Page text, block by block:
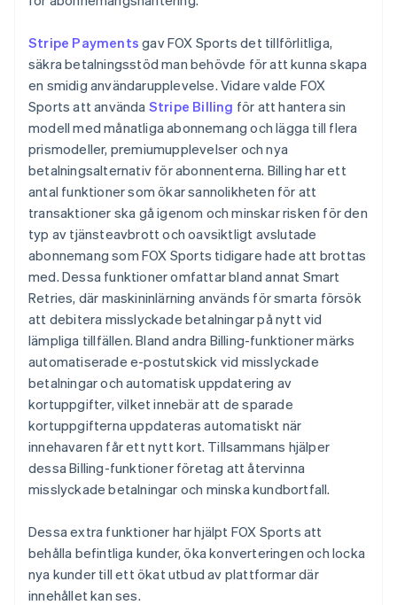
Stripe Payments gav FOX Sports det tillförlitliga,
säkra betalningsstöd man behövde för att kunna skapa
en smidig användarupplevelse. Vidare valde FOX
Sports att använda Stripe Billing för att hantera sin
modell med månatliga abonnemang och lägga till flera
prismodeller, premiumupplevelser och nya
betalningsalternativ för abonnenterna. Billing har ett
antal funktioner som ökar sannolikheten för att
transaktioner ska gå igenom och minskar risken för den
typ av tjänsteavbrott och oavsiktligt avslutade
abonnemang som FOX Sports tidigare hade att brottas
med. Dessa funktioner omfattar bland annat Smart
Retries, där maskininlärning används för smarta försök
att debitera misslyckade betalningar på nytt vid
lämpliga tillfällen. Bland andra Billing-funktioner märks
automatiserade e-postutskick vid misslyckade
betalningar och automatisk uppdatering av
kortuppgifter, vilket innebär att de sparade
kortuppgifterna uppdateras automatiskt när
innehavaren får ett nytt kort. Tillsammans hjälper
dessa Billing-funktioner företag att återvinna
misslyckade betalningar och minska kundbortfall.
Dessa extra funktioner har hjälpt FOX Sports att
behålla befintliga kunder, öka konverteringen och locka
nya kunder till ett ökat utbud av plattformar där
innehållet kan ses.